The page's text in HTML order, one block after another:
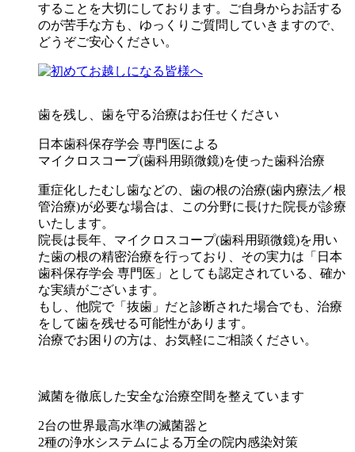
することを大切にしております。ご自身からお話する
のが苦手な方も、ゆっくりご質問していきますので、
どうぞご安心ください。
歯を残し、歯を守る治療はお任せください
日本歯科保存学会 専門医による
マイクロスコープ(歯科用顕微鏡)を使った歯科治療
重症化したむし歯などの、歯の根の治療(歯内療法／根
管治療)が必要な場合は、この分野に長けた院長が診療
いたします。
院長は長年、マイクロスコープ(歯科用顕微鏡)を用い
た歯の根の精密治療を行っており、その実力は「日本
歯科保存学会 専門医」としても認定されている、確か
な実績がございます。
もし、 他院で「抜歯」だと診断された場合でも、治療
をして歯を残せる可能性があります。
治療でお困りの方は、お気軽にご相談ください。
滅菌を徹底した安全な治療空間を整えています
2台の世界最高水準の滅菌器と
2種の浄水システムによる万全の院内感染対策